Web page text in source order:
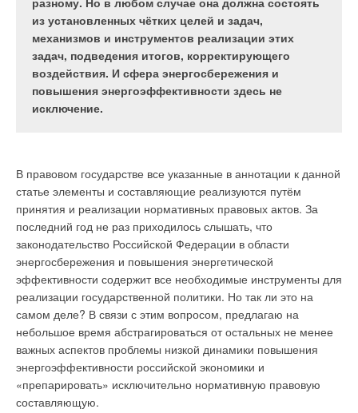
из установленных чётких целей и задач,
механизмов и инструментов реализации этих
задач, подведения итогов, корректирующего
воздействия. И сфера энергосбережения и
повышения энергоэффективности здесь не
исключение.
В правовом государстве все указанные в аннотации к данной
статье элементы и составляющие реализуются путём
принятия и реализации нормативных правовых актов. За
последний год не раз приходилось слышать, что
законодательство Российской Федерации в области
энергосбережения и повышения энергетической
эффективности содержит все необходимые инструменты для
реализации государственной политики. Но так ли это на
самом деле? В связи с этим вопросом, предлагаю на
небольшое время абстрагироваться от остальных не менее
важных аспектов проблемы низкой динамики повышения
энергоэффективности российской экономики и
«препарировать» исключительно нормативную правовую
составляющую.
каждый повторно использованный лист бумаги
делает мир лучше.
Все знают о преимуществах утилизации. С раннего возраста
нам объясняли, как даже самый маленький шаг способен
бумаги делает мир лучше. Кажется, в наше время можно
сдать в переработку практически всё, но наше внимание на
физическую переработку приводит к тому, что многие
пренебрегают новейшими изобретениями, способными
поднять рециркуляцию на новый уровень.
экономических показателей станций на основе
ВИЭ в мире. Проводится анализ имеющейся
информации по экономике ВИЭ в России на
примере реальных проектов, делаются расчёты и
выводы о наличии экономически перспективных
ниш для развития энергетики на ВИЭ в нашей
ветроэлектростанциями. Кроме того, рассмотрены
только внутренние затраты на строительство и
работу станций различных типов, без
использования показателей внешних издержек.
Экономическая специфика и расчёт основных
показателей экономической эффективности ВИЭ
Вопрос экономической эффективности или
неэффективности использования возобновляемых
источников энергии (ВИЭ) поднимается часто. Основной
показатель, используемый в дискуссиях по этому вопросу, —